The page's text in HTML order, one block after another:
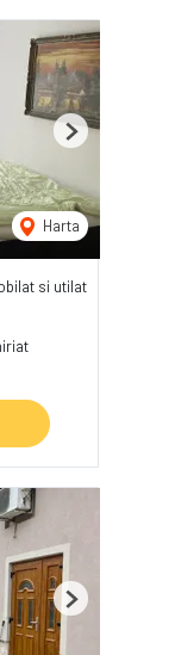
Harta
Next
si utilat
Next